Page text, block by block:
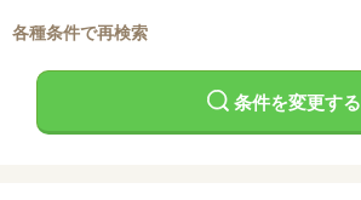
各種条件で再検索
条件を変更する